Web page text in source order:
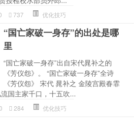
737 优化技巧
“国亡家破一身存”的出处是哪
里
“国亡家破一身存”出自宋代晁补之的
《芳仪怨》。 “国亡家破一身存”全诗
《芳仪怨》 宋代 晁补之 金陵宫殿春霏
国主家千口，十五吹...
284 优化技巧